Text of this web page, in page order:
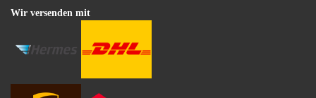
Wir versenden mit